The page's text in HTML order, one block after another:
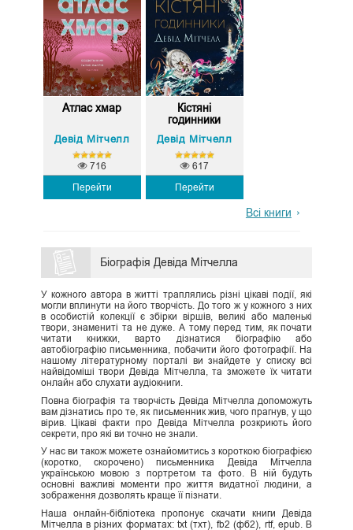
Атлас хмар
Девід Мітчелл
Перейти
716
Кістяні
годинники
Девід Мітчелл
Перейти
617
Всі книги
Біографія Девіда Мітчелла
У кожного автора в житті траплялись різні цікаві події, які
могли вплинути на його творчість. До того ж у кожного з них
в особистій колекції є збірки віршів, великі або маленькі
твори, знамениті та не дуже. А тому перед тим, як почати
читати книжки, варто дізнатися біографію або
автобіографію письменника, побачити його фотографії. На
нашому літературному порталі ви знайдете у списку всі
найвідоміші твори Девіда Мітчелла, та зможете їх читати
онлайн або слухати аудіокниги.
Повна біографія та творчість Девіда Мітчелла допоможуть
вам дізнатись про те, як письменник жив, чого прагнув, у що
вірив. Цікаві факти про Девіда Мітчелла розкриють його
секрети, про які ви точно не знали.
У нас ви також можете ознайомитись з короткою біографією
(коротко, скорочено) письменника Девіда Мітчелла
українською мовою з портретом та фото. В ній будуть
основні важливі моменти про життя видатної людини, а
зображення дозволять краще її пізнати.
Наша онлайн-бібліотека пропонує скачати книги Девіда
Мітчелла в різних форматах: txt (тхт), fb2 (фб2), rtf, epub. В